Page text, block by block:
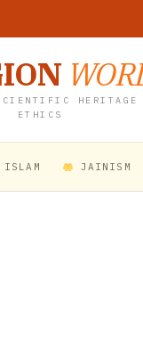
HERITAGE
ETHICS
ISLAM JAINISM